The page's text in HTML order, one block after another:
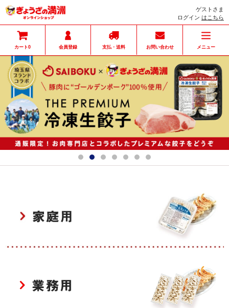
ゲストさま
ログイン はこちら
カート0 会員登録 支払・送料 お問い合わせ メニュー